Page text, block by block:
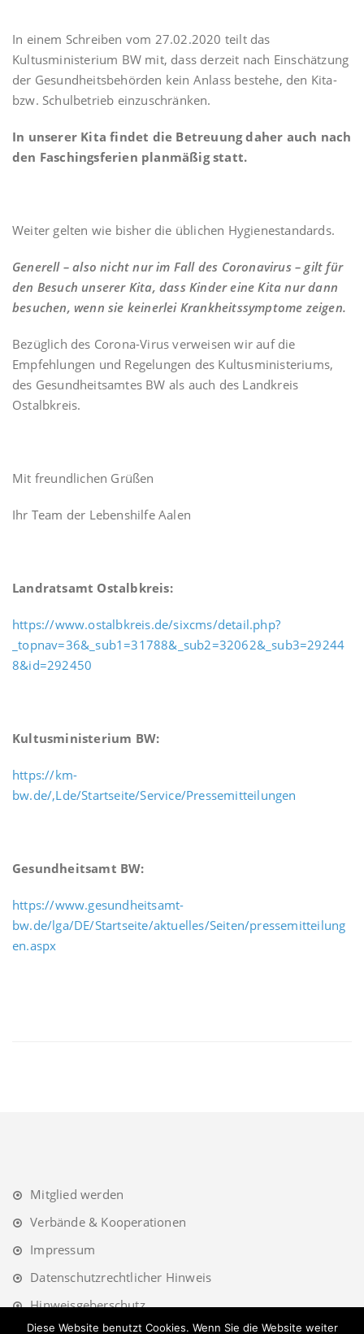
In einem Schreiben vom 27.02.2020 teilt das
Kultusministerium BW mit, dass derzeit nach Einschätzung
der Gesundheitsbehörden kein Anlass bestehe, den Kita-
bzw. Schulbetrieb einzuschränken.
In unserer Kita findet die Betreuung daher auch nach
den Faschingsferien planmäßig statt.
Weiter gelten wie bisher die üblichen Hygienestandards.
Generell – also nicht nur im Fall des Coronavirus – gilt für
den Besuch unserer Kita, dass Kinder eine Kita nur dann
besuchen, wenn sie keinerlei Krankheitssymptome zeigen.
Bezüglich des Corona-Virus verweisen wir auf die
Empfehlungen und Regelungen des Kultusministeriums,
des Gesundheitsamtes BW als auch des Landkreis
Ostalbkreis.
Mit freundlichen Grüßen
Ihr Team der Lebenshilfe Aalen
Landratsamt Ostalbkreis:
https://www.ostalbkreis.de/sixcms/detail.php?
_topnav=36&_sub1=31788&_sub2=32062&_sub3=29244
8&id=292450
Kultusministerium BW:
https://km-
bw.de/,Lde/Startseite/Service/Pressemitteilungen
Gesundheitsamt BW:
https://www.gesundheitsamt-
bw.de/lga/DE/Startseite/aktuelles/Seiten/pressemitteilung
en.aspx
Mitglied werden
Verbände & Kooperationen
Impressum
Datenschutzrechtlicher Hinweis
Hinweisgeberschutz
Diese Website benutzt Cookies. Wenn Sie die Website weiter